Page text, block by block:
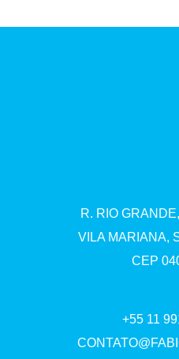
R. RIO
VILA MARIANA,
CEP
+55 11